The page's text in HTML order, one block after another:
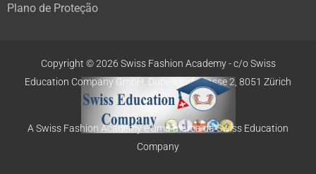
Plano de Proteção
Copyright © 2026 Swiss Fashion Academy -c/o Swiss
Education Company GmbH, Dübendorfstrasse 2, 8051 Zürich
A Swiss Fashion Academy é uma marca da Swiss Education
Company